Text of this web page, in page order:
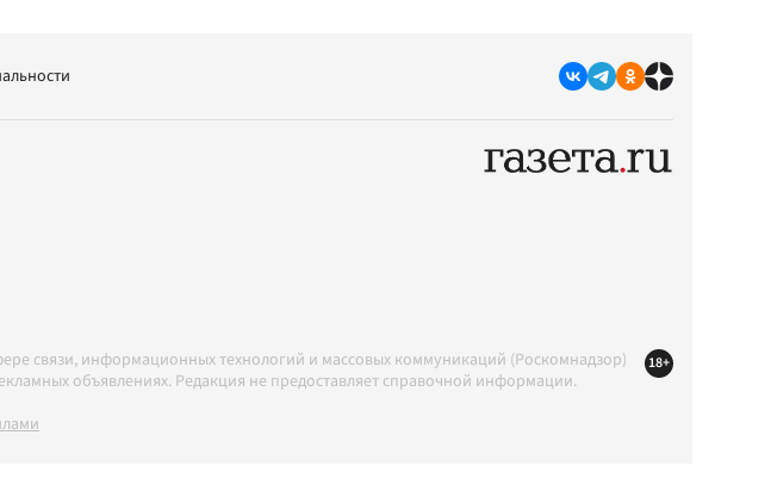
связи, информационных технологий и массовых коммуникаций (Роскомнадзор)
объявлениях. Редакция не предоставляет справочной информации.
18+